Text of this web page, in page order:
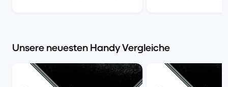
Unsere neuesten Handy Vergleiche